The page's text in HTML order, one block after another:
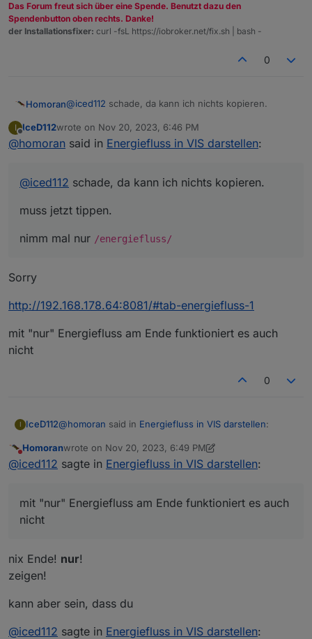
Das Forum freut sich über eine Spende. Benutzt dazu den
Spendenbutton oben rechts. Danke!
der Installationsfixer: curl -fsL https://iobroker.net/fix.sh | bash -
0
Homoran@iced112 schade, da kann ich nichts kopieren.
muss jetzt tippen.
I
Offline
IceD112wrote on Nov 20, 2023, 6:46 PM
last edited by
@homoran said in Energiefluss in VIS darstellen:
@iced112 schade, da kann ich nichts kopieren.
muss jetzt tippen.
nimm mal nur /energiefluss/
Sorry
http://192.168.178.64:8081/#tab-energiefluss-1
mit "nur" Energiefluss am Ende funktioniert es auch
nicht
0
I IceD112@homoran said in Energiefluss in VIS darstellen:
@iced112schade, da kann ich nichts kopieren.
nimm mal nur/energiefluss/
http://192.168.178.64:8081/#tab-energiefluss-1
Do not disturb
Homoranwrote on Nov 20, 2023, 6:49 PM
last edited by HomoranNov 20, 2023, 7:49 PM
@iced112 sagte in Energiefluss in VIS darstellen:
mit "nur" Energiefluss am Ende funktioniert es auch
nicht
nix Ende! nur!
zeigen!
kann aber sein, dass du
@iced112 sagte in Energiefluss in VIS darstellen: